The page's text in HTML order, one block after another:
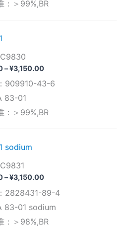
至
：＞99%,BR
–¥3,150.00价
范
至
909910-43-6
83-01
：＞99%,BR
sodium
–¥3,150.00价
范
围：
¥280.00
至
2828431-89-4
83-01 sodium
：＞98%,BR